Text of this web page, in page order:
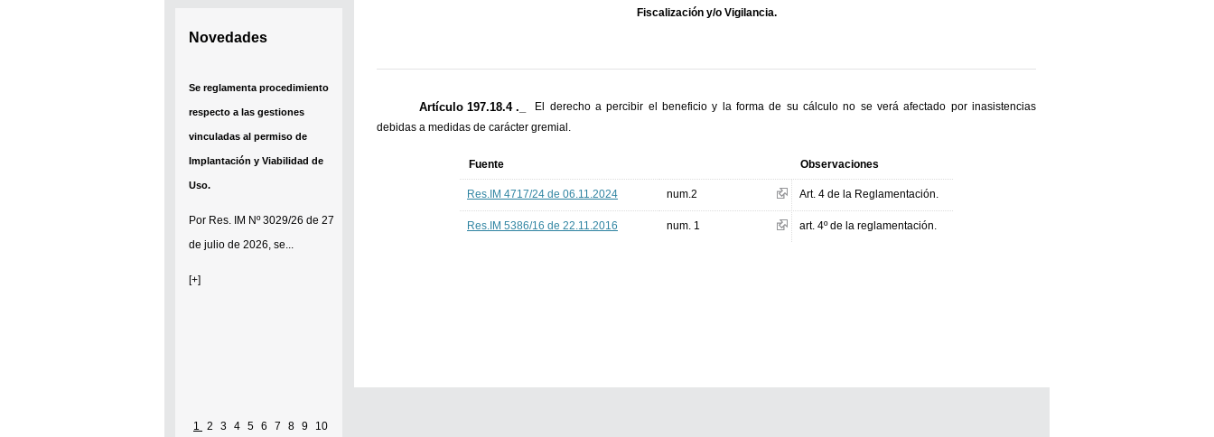
Novedades
Se reglamenta procedimiento
respecto a las gestiones
vinculadas al permiso de
Implantación y Viabilidad de
Uso.
Por Res. IM Nº 3029/26 de 27
de julio de 2026, se...
[+]
1 2 3 4 5 6 7 8 9 10
Fiscalización y/o Vigilancia.
Artículo 197.18.4 ._
El derecho a percibir el beneficio y la forma de su cálculo no se verá afectado por inasistencias
debidas a medidas de carácter gremial.
Fuente Observaciones
Res.IM 4717/24 de 06.11.2024 num.2 Art. 4 de la Reglamentación.
Res.IM 5386/16 de 22.11.2016 num. 1 art. 4º de la reglamentación.